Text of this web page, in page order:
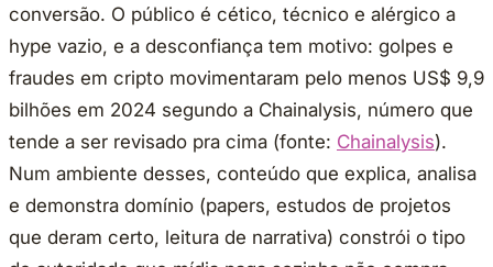
conversão. O público é cético, técnico e alérgico a
hype vazio, e a desconfiança tem motivo: golpes e
fraudes em cripto movimentaram pelo menos US$ 9,9
bilhões em 2024 segundo a Chainalysis, número que
tende a ser revisado pra cima (fonte: Chainalysis).
Num ambiente desses, conteúdo que explica, analisa
e demonstra domínio (papers, estudos de projetos
que deram certo, leitura de narrativa) constrói o tipo